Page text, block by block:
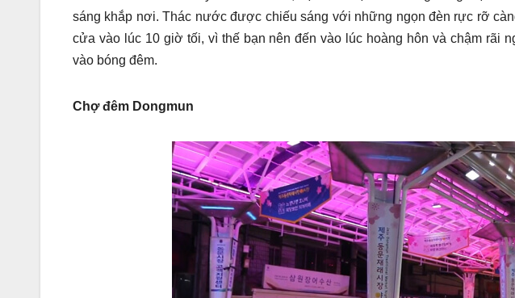
sáng khắp nơi. Thác nước được chiếu sáng với những ngọn đèn rực rỡ
cửa vào lúc 10 giờ tối, vì thế bạn nên đến vào lúc hoàng hôn và chậm rãi
vào bóng đêm.
Chợ đêm Dongmun